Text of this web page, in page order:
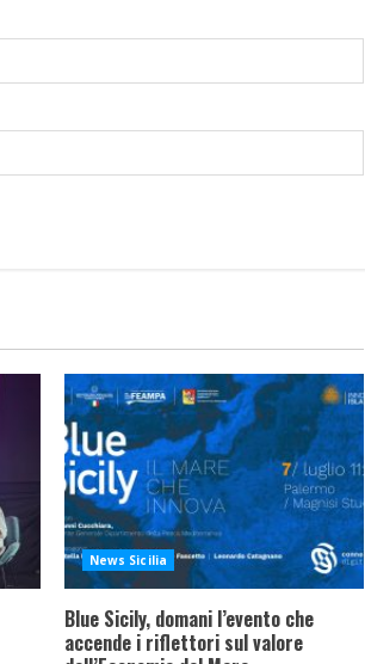
News Sicilia
Blue Sicily, domani l’evento che
accende i riflettori sul valore